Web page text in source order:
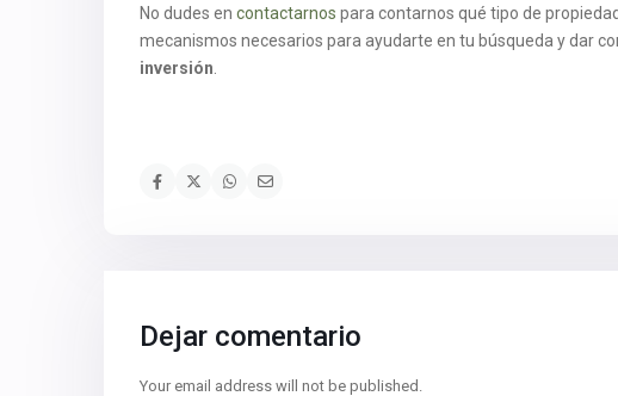
No dudes en contactarnos para contarnos qué tipo de
mecanismos necesarios para ayudarte en tu búsqueda y dar
inversión
Dejar comentario
Your email address will not be published.